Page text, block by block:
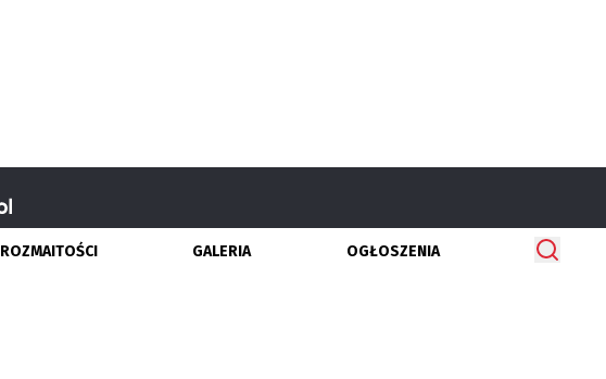
ROZMAITOŚCI GALERIA OGŁOSZENIA